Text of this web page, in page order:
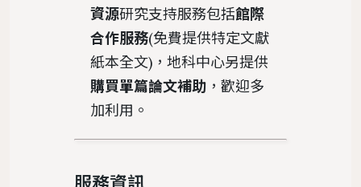
資源研究支持服務包括館際
合作服務(免費提供特定文獻
紙本全文)，地科中心另提供
購買單篇論文補助 ，歡迎多
加利用。